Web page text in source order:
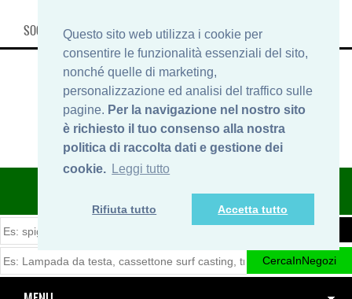
Questo sito web utilizza i cookie per
consentire le funzionalità essenziali del sito,
nonché quelle di marketing,
personalizzazione ed analisi del traffico sulle
pagine. Per la navigazione nel nostro sito
è richiesto il tuo consenso alla nostra
politica di raccolta dati e gestione dei
cookie. Leggi tutto
Rifiuta tutto Accetta tutto
SOCIAL, INFO & SHOP
ITINERARIDIPESCA.IT